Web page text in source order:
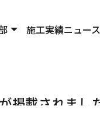
施工実績ニュース
載されました